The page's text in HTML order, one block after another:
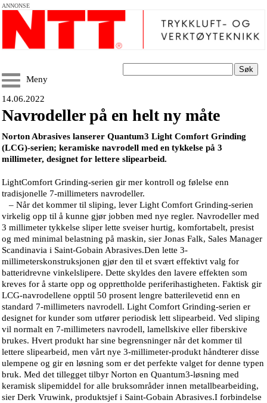
ANNONSE
Søk
Meny
14.06.2022
Navrodeller på en helt ny måte
Norton Abrasives lanserer Quantum3 Light Comfort Grinding
(LCG)-serien; keramiske navrodell med en tykkelse på 3
millimeter, designet for lettere slipearbeid.
LightComfort Grinding-serien gir mer kontroll og følelse enn
tradisjonelle 7-millimeters navrodeller.
– Når det kommer til sliping, lever Light Comfort Grinding-serien
virkelig opp til å kunne gjør jobben med nye regler. Navrodeller med
3 millimeter tykkelse sliper lette sveiser hurtig, komfortabelt, presist
og med minimal belastning på maskin, sier Jonas Falk, Sales Manager
Scandinavia i Saint-Gobain Abrasives.Den lette 3-
millimeterskonstruksjonen gjør den til et svært effektivt valg for
batteridrevne vinkelslipere. Dette skyldes den lavere effekten som
kreves for å starte opp og opprettholde periferihastigheten. Faktisk gir
LCG-navrodellene opptil 50 prosent lengre batterilevetid enn en
standard 7-millimeters navrodell. Light Comfort Grinding-serien er
designet for kunder som utfører periodisk lett slipearbeid. Ved sliping
vil normalt en 7-millimeters navrodell, lamellskive eller fiberskive
brukes. Hvert produkt har sine begrensninger når det kommer til
lettere slipearbeid, men vårt nye 3-millimeter-produkt håndterer disse
ulempene og gir en løsning som er det perfekte valget for denne typen
bruk. Med det tillegget tilbyr Norton en Quantum3-løsning med
keramisk slipemiddel for alle bruksområder innen metallbearbeiding,
sier Derk Vruwink, produktsjef i Saint-Gobain Abrasives.I forbindelse